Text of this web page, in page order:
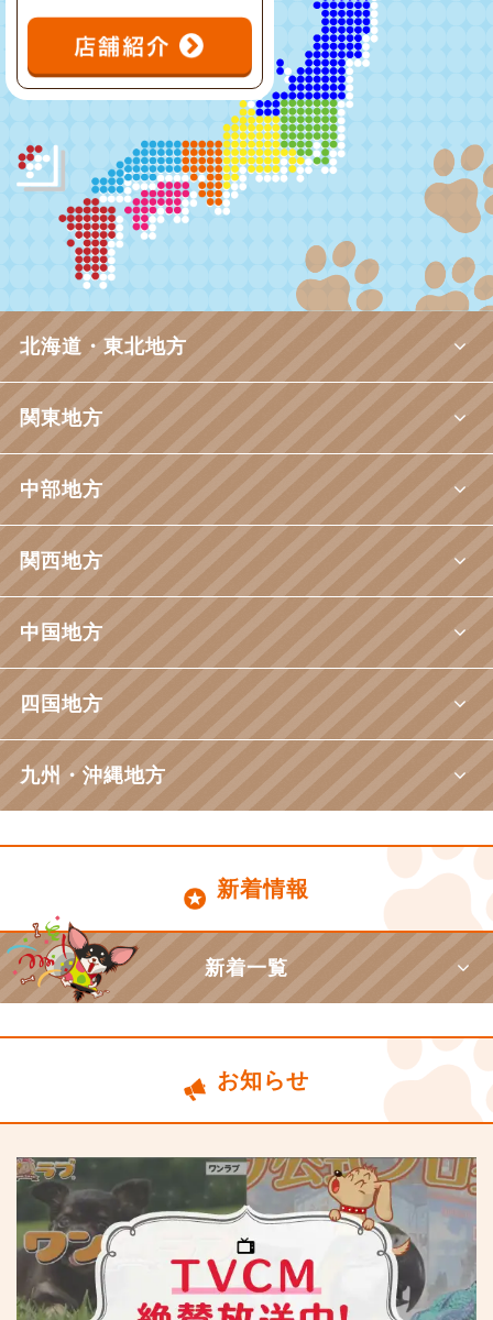
北海道・東北地方
関東地方
中部地方
関西地方
中国地方
四国地方
九州・沖縄地方
新着情報
新着一覧
お知らせ